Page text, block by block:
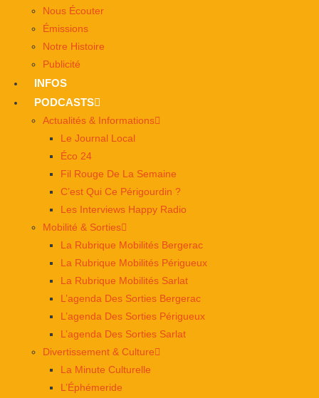
Nous Écouter
Émissions
Notre Histoire
Publicité
INFOS
PODCASTS
Actualités & Informations
Le Journal Local
Éco 24
Fil Rouge De La Semaine
C’est Qui Ce Périgourdin ?
Les Interviews Happy Radio
Mobilité & Sorties
La Rubrique Mobilités Bergerac
La Rubrique Mobilités Périgueux
La Rubrique Mobilités Sarlat
L’agenda Des Sorties Bergerac
L’agenda Des Sorties Périgueux
L’agenda Des Sorties Sarlat
Divertissement & Culture
La Minute Culturelle
L’Éphémeride